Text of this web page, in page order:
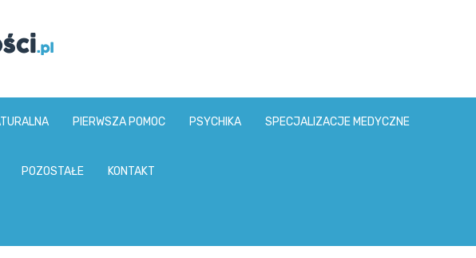
PIERWSZA POMOC PSYCHIKA SPECJALIZACJE MEDYCZNE
POZOSTAŁE KONTAKT